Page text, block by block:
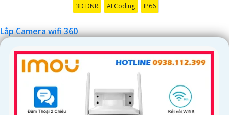
'
3D DNR AI Coding IP66
Lắp Camera wifi 360